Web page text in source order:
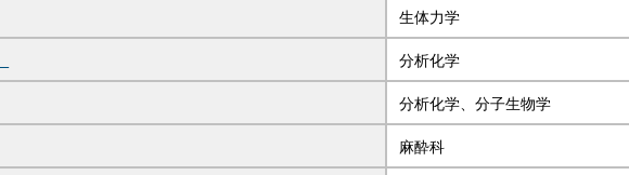
生体力学
分析化学
分析化学、分子生物学
麻酔科